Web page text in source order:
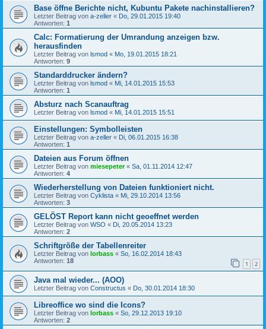
Base öffne Berichte nicht, Kubuntu Pakete nachinstallieren?
Letzter Beitrag von a-zeller « Do, 29.01.2015 19:40
Antworten: 1
Calc: Formatierung der Umrandung anzeigen bzw.
herausfinden
Letzter Beitrag von lsmod « Mo, 19.01.2015 18:21
Antworten: 9
Standarddrucker ändern?
Letzter Beitrag von lsmod « Mi, 14.01.2015 15:53
Antworten: 1
Absturz nach Scanauftrag
Letzter Beitrag von lsmod « Mi, 14.01.2015 15:51
Einstellungen: Symbolleisten
Letzter Beitrag von a-zeller « Di, 06.01.2015 16:38
Antworten: 1
Dateien aus Forum öffnen
Letzter Beitrag von miesepeter« Sa, 01.11.2014 12:47
Antworten: 4
Wiederherstellung von Dateien funktioniert nicht.
Letzter Beitrag von Cyklista « Mi, 29.10.2014 13:56
Antworten: 3
GELÖST Report kann nicht geoeffnet werden
Letzter Beitrag von WSO « Di, 20.05.2014 13:23
Antworten: 2
Schriftgröße der Tabellenreiter
Letzter Beitrag von lorbass « So, 16.02.2014 18:43
Antworten: 18 1 2
Java mal wieder... (AOO)
Letzter Beitrag von Constructus « Do, 30.01.2014 18:30
Libreoffice wo sind die Icons?
Letzter Beitrag von lorbass « So, 29.12.2013 19:10
Antworten: 2